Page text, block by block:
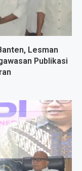
Lesman
Publikasi